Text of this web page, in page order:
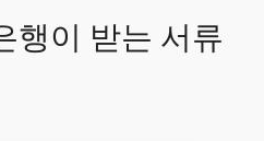
행이 받는 서류